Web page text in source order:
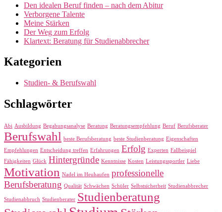
Den idealen Beruf finden – nach dem Abitur
Verborgene Talente
Meine Stärken
Der Weg zum Erfolg
Klartext: Beratung für Studienabbrecher
Kategorien
Studien- & Berufswahl
Schlagwörter
Abi Ausbildung Begabungsanalyse Beratung Beratungsempfehlung Beruf Berufsberater
Berufswahl beste Berufsberatung beste Studienberatung Eigenschaften
Empfehlungen Entscheidung treffen Erfahrungen Erfolg Experten Fallbeispiel
Fähigkeiten Glück Hintergründe Kenntnisse Kosten Leistungssportler Liebe
Motivation Nadel im Heuhaufen professionelle
Berufsberatung Qualität Schwächen Schüler Selbstsicherheit Studienabbrecher
Studienabbruch Studienberater Studienberatung